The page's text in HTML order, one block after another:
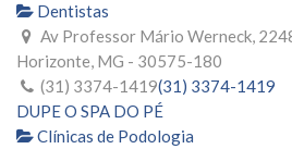
Dentistas
Av Professor Mário Werneck,
Horizonte, MG - 30575-180
(31) 3374-1419(31) 3374-1419
DUPE O SPA DO PÉ
Clínicas de Podologia